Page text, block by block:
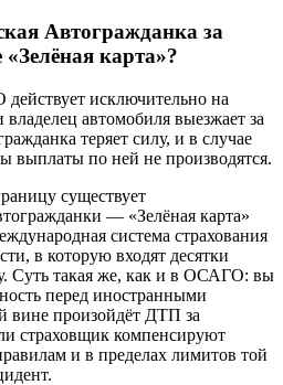
Автогражданка за
карта»?
исключительно на
автомобиля выезжает за
теряет силу, и в случае
выплаты по ней не производятся.
существует
— «Зелёная карта»
система страхования
в которую входят десятки
Суть такая же, как и в ОСАГО: вы
перед иностранными
вине произойдёт ДТП за
страховщик компенсируют
и в пределах лимитов той